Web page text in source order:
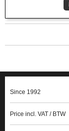
Since 1992
Price incl. VAT / BTW